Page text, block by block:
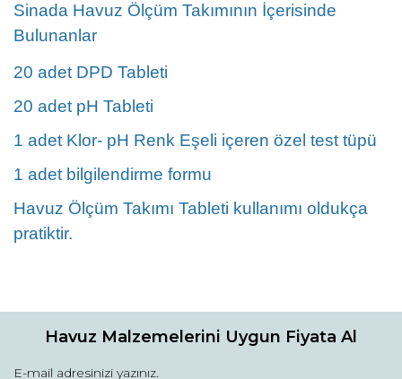
Sinada Havuz Ölçüm Takımının İçerisinde
Bulunanlar
20 adet DPD Tableti
20 adet pH Tableti
1 adet Klor- pH Renk Eşeli içeren özel test tüpü
1 adet bilgilendirme formu
Havuz Ölçüm Takımı Tableti kullanımı oldukça
pratiktir.
konularda yetersiz gördüğünüz noktaları öneri formunu
kullanarak tarafımıza iletebilirsiniz.
Görüş ve önerileriniz için teşekkür ederiz.
Havuz Malzemelerini Uygun Fiyata Al